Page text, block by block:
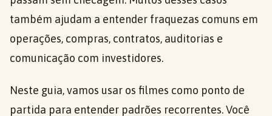
também ajudam a entender fraquezas comuns em
operações, compras, contratos, auditorias e
comunicação com investidores.
Neste guia, vamos usar os filmes como ponto de
partida para entender padrões recorrentes. Você